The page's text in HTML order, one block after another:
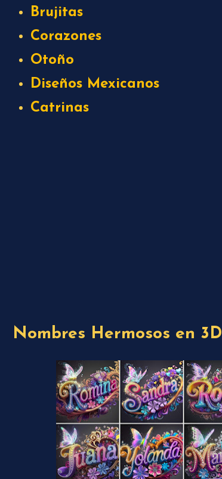
Brujitas
Corazones
Otoño
Diseños Mexicanos
Catrinas
Nombres Hermosos en 3D